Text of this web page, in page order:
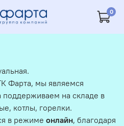
0
Фарта, мы являемся
поддерживаем на складе в
котлы, горелки.
в режиме онлайн, благодаря